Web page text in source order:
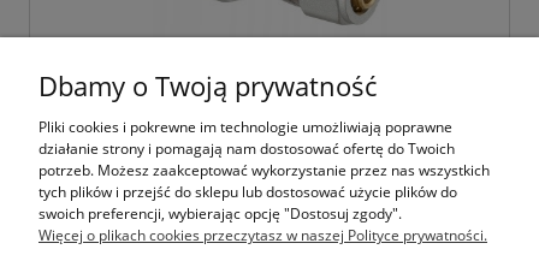
Zawór grzejnikowy odcinający PEX 1/2" x 15
prosty niklowany
18,22 zł
Cena netto:14,81 zł
Dbamy o Twoją prywatność
Pliki cookies i pokrewne im technologie umożliwiają poprawne
działanie strony i pomagają nam dostosować ofertę do Twoich
potrzeb. Możesz zaakceptować wykorzystanie przez nas wszystkich
tych plików i przejść do sklepu lub dostosować użycie plików do
swoich preferencji, wybierając opcję "Dostosuj zgody".
Więcej o plikach cookies przeczytasz w naszej Polityce prywatności.